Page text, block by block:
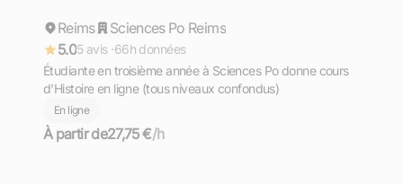
Répond rapidement
Reims
Sciences Po Reims
5.05 avis ·66h données
Étudiante en troisième année à Sciences Po donne cours
d’Histoire en ligne (tous niveaux confondus)
En ligne
À partir de27,75 €/h